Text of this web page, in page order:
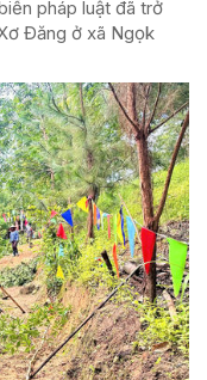
pháp luật đã trở
Đăng ở xã Ngọk